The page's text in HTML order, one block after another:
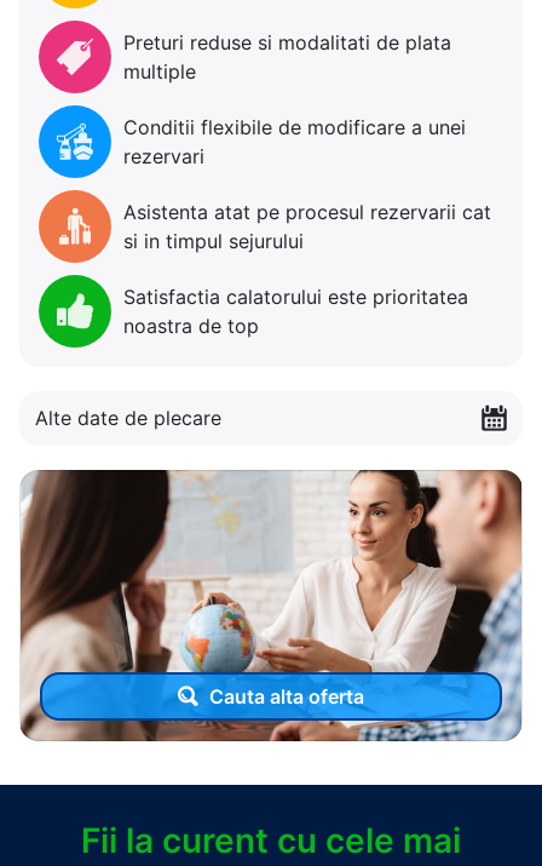
Preturi reduse si modalitati de plata
multiple
Conditii flexibile de modificare a unei
rezervari
Asistenta atat pe procesul rezervarii cat
si in timpul sejurului
Satisfactia calatorului este prioritatea
noastra de top
Alte date de plecare
Cauta alta oferta
Fii la curent cu cele mai